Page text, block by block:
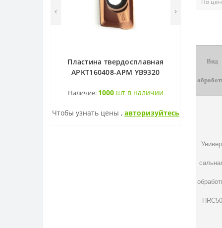
Пластина твердосплавная
APKT160408-APM YB9320
Наличие: 1000шт в наличии
Чтобы узнать цены , авторизуйтесь
Вид
HRC50